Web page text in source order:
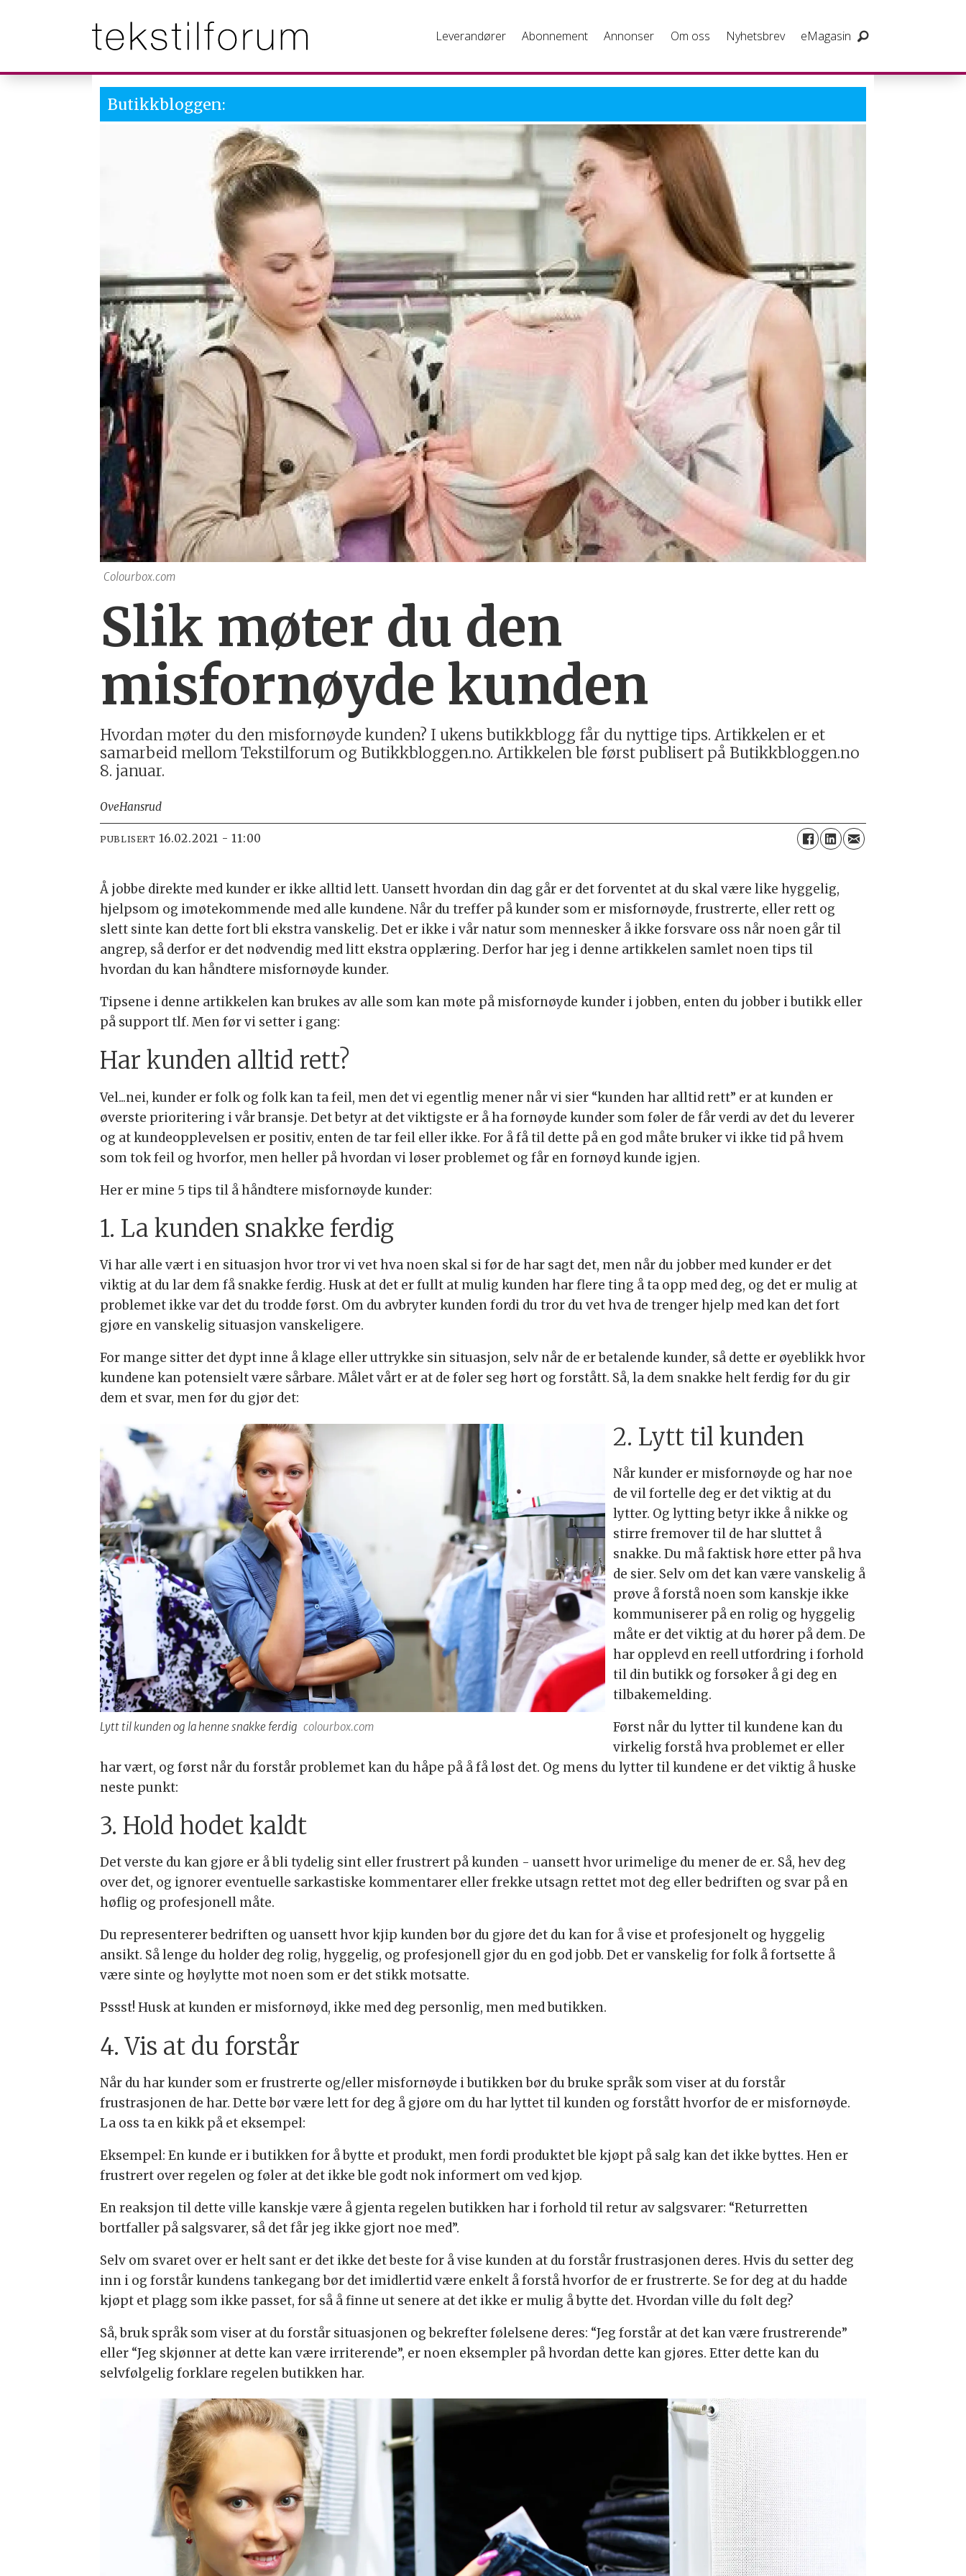
Leverandører Abonnement Annonser Om oss Nyhetsbrev eMagasin
Butikkbloggen:
Colourbox.com
Slik møter du den
misfornøyde kunden
Hvordan møter du den misfornøyde kunden? I ukens butikkblogg får du nyttige tips. Artikkelen er et
samarbeid mellom Tekstilforum og Butikkbloggen.no. Artikkelen ble først publisert på Butikkbloggen.no
8. januar.
OveHansrud
PUBLISERT 16.02.2021 - 11:00
Å jobbe direkte med kunder er ikke alltid lett. Uansett hvordan din dag går er det forventet at du skal være like hyggelig,
hjelpsom og imøtekommende med alle kundene. Når du treffer på kunder som er misfornøyde, frustrerte, eller rett og
slett sinte kan dette fort bli ekstra vanskelig. Det er ikke i vår natur som mennesker å ikke forsvare oss når noen går til
angrep, så derfor er det nødvendig med litt ekstra opplæring. Derfor har jeg i denne artikkelen samlet noen tips til
hvordan du kan håndtere misfornøyde kunder.
Tipsene i denne artikkelen kan brukes av alle som kan møte på misfornøyde kunder i jobben, enten du jobber i butikk eller
på support tlf. Men før vi setter i gang:
Har kunden alltid rett?
Vel...nei, kunder er folk og folk kan ta feil, men det vi egentlig mener når vi sier “kunden har alltid rett” er at kunden er
øverste prioritering i vår bransje. Det betyr at det viktigste er å ha fornøyde kunder som føler de får verdi av det du leverer
og at kundeopplevelsen er positiv, enten de tar feil eller ikke. For å få til dette på en god måte bruker vi ikke tid på hvem
som tok feil og hvorfor, men heller på hvordan vi løser problemet og får en fornøyd kunde igjen.
Her er mine 5 tips til å håndtere misfornøyde kunder:
1. La kunden snakke ferdig
Vi har alle vært i en situasjon hvor tror vi vet hva noen skal si før de har sagt det, men når du jobber med kunder er det
viktig at du lar dem få snakke ferdig. Husk at det er fullt at mulig kunden har flere ting å ta opp med deg, og det er mulig at
problemet ikke var det du trodde først. Om du avbryter kunden fordi du tror du vet hva de trenger hjelp med kan det fort
gjøre en vanskelig situasjon vanskeligere.
For mange sitter det dypt inne å klage eller uttrykke sin situasjon, selv når de er betalende kunder, så dette er øyeblikk hvor
kundene kan potensielt være sårbare. Målet vårt er at de føler seg hørt og forstått. Så, la dem snakke helt ferdig før du gir
dem et svar, men før du gjør det:
Lytt til kunden og la henne snakke ferdig colourbox.com
2. Lytt til kunden
Når kunder er misfornøyde og har noe
de vil fortelle deg er det viktig at du
lytter. Og lytting betyr ikke å nikke og
stirre fremover til de har sluttet å
snakke. Du må faktisk høre etter på hva
de sier. Selv om det kan være vanskelig å
prøve å forstå noen som kanskje ikke
kommuniserer på en rolig og hyggelig
måte er det viktig at du hører på dem. De
har opplevd en reell utfordring i forhold
til din butikk og forsøker å gi deg en
tilbakemelding.
Først når du lytter til kundene kan du
virkelig forstå hva problemet er eller
har vært, og først når du forstår problemet kan du håpe på å få løst det. Og mens du lytter til kundene er det viktig å huske
neste punkt:
3. Hold hodet kaldt
Det verste du kan gjøre er å bli tydelig sint eller frustrert på kunden - uansett hvor urimelige du mener de er. Så, hev deg
over det, og ignorer eventuelle sarkastiske kommentarer eller frekke utsagn rettet mot deg eller bedriften og svar på en
høflig og profesjonell måte.
Du representerer bedriften og uansett hvor kjip kunden bør du gjøre det du kan for å vise et profesjonelt og hyggelig
ansikt. Så lenge du holder deg rolig, hyggelig, og profesjonell gjør du en god jobb. Det er vanskelig for folk å fortsette å
være sinte og høylytte mot noen som er det stikk motsatte.
Pssst! Husk at kunden er misfornøyd, ikke med deg personlig, men med butikken.
4. Vis at du forstår
Når du har kunder som er frustrerte og/eller misfornøyde i butikken bør du bruke språk som viser at du forstår
frustrasjonen de har. Dette bør være lett for deg å gjøre om du har lyttet til kunden og forstått hvorfor de er misfornøyde.
La oss ta en kikk på et eksempel:
Eksempel: En kunde er i butikken for å bytte et produkt, men fordi produktet ble kjøpt på salg kan det ikke byttes. Hen er
frustrert over regelen og føler at det ikke ble godt nok informert om ved kjøp.
En reaksjon til dette ville kanskje være å gjenta regelen butikken har i forhold til retur av salgsvarer: “Returretten
bortfaller på salgsvarer, så det får jeg ikke gjort noe med”.
Selv om svaret over er helt sant er det ikke det beste for å vise kunden at du forstår frustrasjonen deres. Hvis du setter deg
inn i og forstår kundens tankegang bør det imidlertid være enkelt å forstå hvorfor de er frustrerte. Se for deg at du hadde
kjøpt et plagg som ikke passet, for så å finne ut senere at det ikke er mulig å bytte det. Hvordan ville du følt deg?
Så, bruk språk som viser at du forstår situasjonen og bekrefter følelsene deres: “Jeg forstår at det kan være frustrerende”
eller “Jeg skjønner at dette kan være irriterende”, er noen eksempler på hvordan dette kan gjøres. Etter dette kan du
selvfølgelig forklare regelen butikken har.